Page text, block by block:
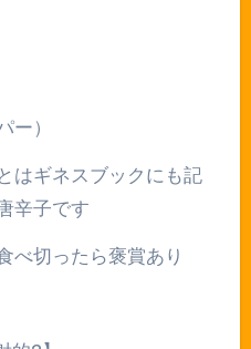
ー）
はギネスブックにも記
辛子です
べ切ったら褒賞あり